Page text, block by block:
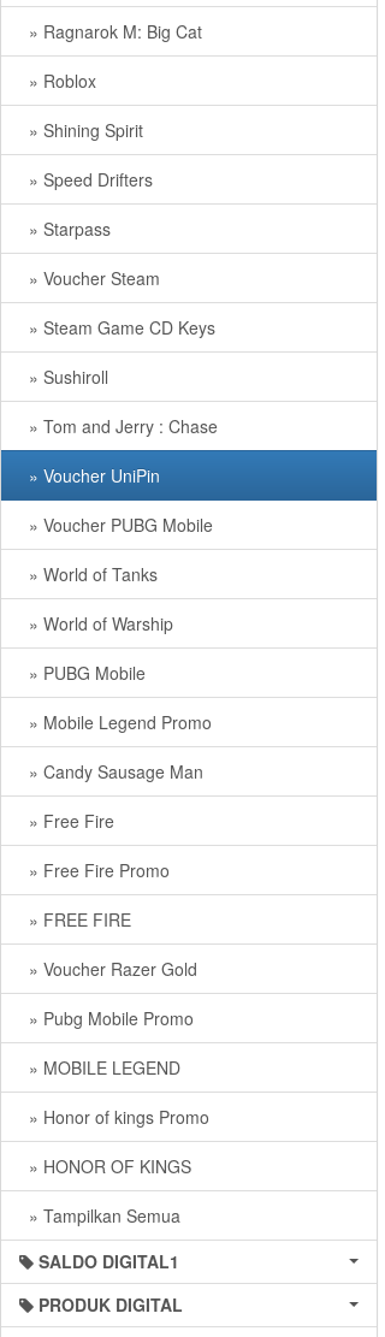
» Ragnarok M: Big Cat
» Roblox
» Shining Spirit
» Speed Drifters
» Starpass
» Voucher Steam
» Steam Game CD Keys
» Sushiroll
» Tom and Jerry : Chase
» Voucher UniPin
» Voucher PUBG Mobile
» World of Tanks
» World of Warship
» PUBG Mobile
» Mobile Legend Promo
» Candy Sausage Man
» Free Fire
» Free Fire Promo
» FREE FIRE
» Voucher Razer Gold
» Pubg Mobile Promo
» MOBILE LEGEND
» Honor of kings Promo
» HONOR OF KINGS
» Tampilkan Semua
SALDO DIGITAL1
PRODUK DIGITAL